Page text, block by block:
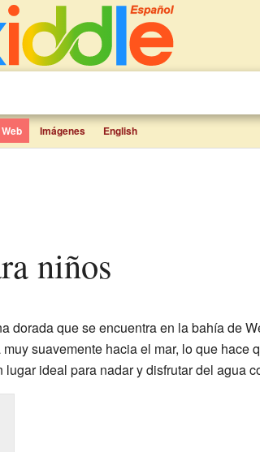
Web Imágenes English
niños
dorada que se encuentra en la bahía de
suavemente hacia el mar, lo que hace
ideal para nadar y disfrutar del agua